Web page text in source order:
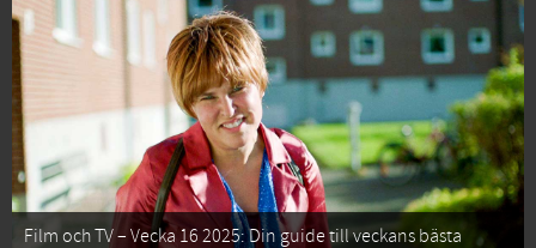
Film och TV – Vecka 16 2025: Din guide till veckans bästa